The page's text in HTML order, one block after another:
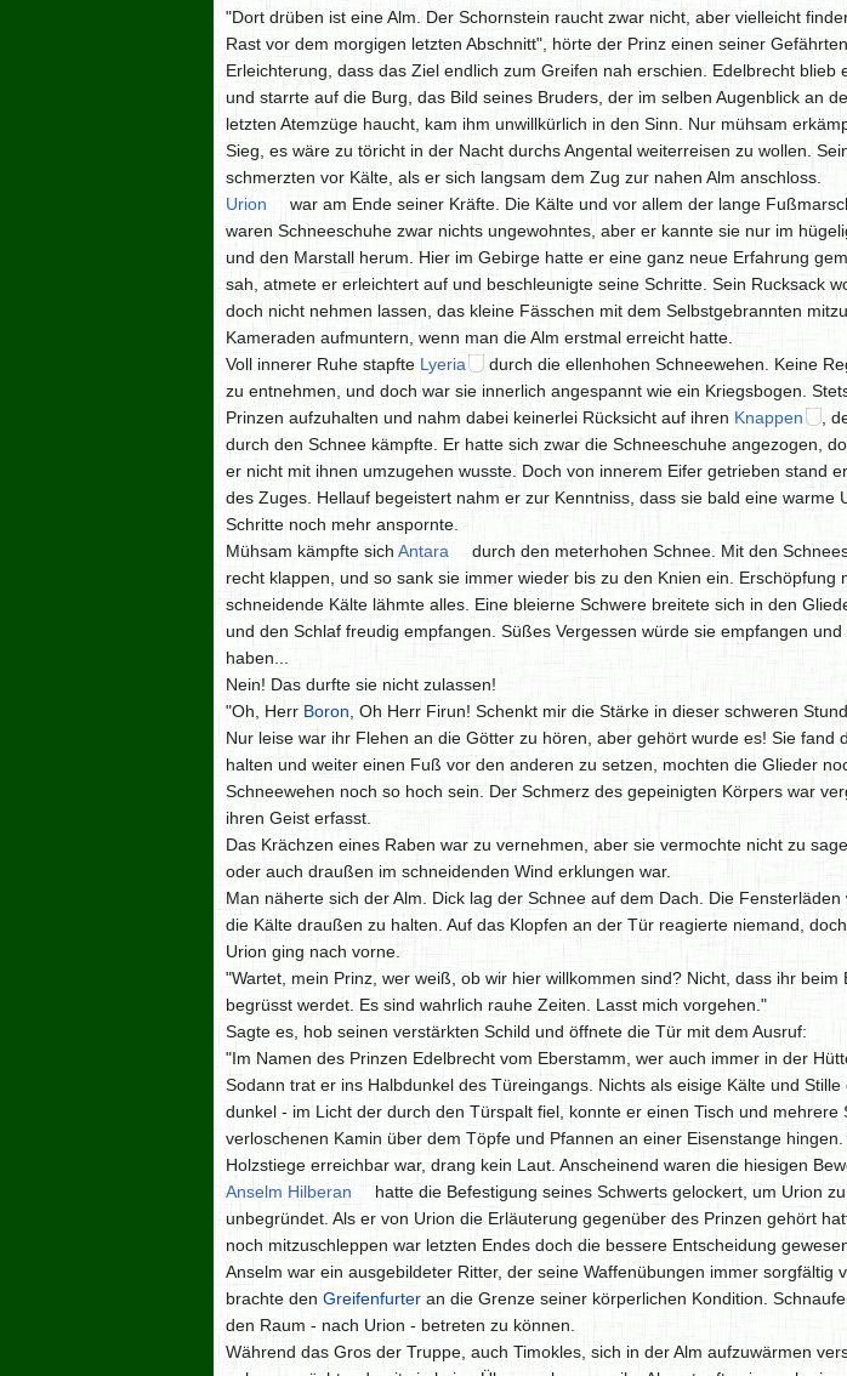
"Dort drüben ist eine Alm. Der Schornstein raucht zwar nicht, aber vielleicht
Rast vor dem morgigen letzten Abschnitt", hörte der Prinz einen seiner
Erleichterung, dass das Ziel endlich zum Greifen nah erschien. Edelbrecht blieb
und starrte auf die Burg, das Bild seines Bruders, der im selben Augenblick an
letzten Atemzüge haucht, kam ihm unwillkürlich in den Sinn. Nur mühsam
Sieg, es wäre zu töricht in der Nacht durchs Angental weiterreisen zu wollen.
schmerzten vor Kälte, als er sich langsam dem Zug zur nahen Alm anschloss.
Urion
war am Ende seiner Kräfte. Die Kälte und vor allem der lange
waren Schneeschuhe zwar nichts ungewohntes, aber er kannte sie nur im
und den Marstall herum. Hier im Gebirge hatte er eine ganz neue Erfahrung
sah, atmete er erleichtert auf und beschleunigte seine Schritte. Sein Rucksack
doch nicht nehmen lassen, das kleine Fässchen mit dem Selbstgebrannten
Kameraden aufmuntern, wenn man die Alm erstmal erreicht hatte.
Voll innerer Ruhe stapfte Lyeria
durch die ellenhohen Schneewehen. Keine
zu entnehmen, und doch war sie innerlich angespannt wie ein Kriegsbogen.
Prinzen aufzuhalten und nahm dabei keinerlei Rücksicht auf ihren Knappen
,
durch den Schnee kämpfte. Er hatte sich zwar die Schneeschuhe angezogen,
er nicht mit ihnen umzugehen wusste. Doch von innerem Eifer getrieben stand
des Zuges. Hellauf begeistert nahm er zur Kenntniss, dass sie bald eine warme
Schritte noch mehr anspornte.
Mühsam kämpfte sich Antara
durch den meterhohen Schnee. Mit den
recht klappen, und so sank sie immer wieder bis zu den Knien ein. Erschöpfung
schneidende Kälte lähmte alles. Eine bleierne Schwere breitete sich in den
und den Schlaf freudig empfangen. Süßes Vergessen würde sie empfangen
haben...
Nein! Das durfte sie nicht zulassen!
"Oh, Herr Boron, Oh Herr Firun! Schenkt mir die Stärke in dieser schweren
Nur leise war ihr Flehen an die Götter zu hören, aber gehört wurde es! Sie fand
halten und weiter einen Fuß vor den anderen zu setzen, mochten die Glieder
Schneewehen noch so hoch sein. Der Schmerz des gepeinigten Körpers war
ihren Geist erfasst.
Das Krächzen eines Raben war zu vernehmen, aber sie vermochte nicht zu
oder auch draußen im schneidenden Wind erklungen war.
Man näherte sich der Alm. Dick lag der Schnee auf dem Dach. Die
die Kälte draußen zu halten. Auf das Klopfen an der Tür reagierte niemand,
Urion ging nach vorne.
"Wartet, mein Prinz, wer weiß, ob wir hier willkommen sind? Nicht, dass ihr beim
begrüsst werdet. Es sind wahrlich rauhe Zeiten. Lasst mich vorgehen."
Sagte es, hob seinen verstärkten Schild und öffnete die Tür mit dem Ausruf:
"Im Namen des Prinzen Edelbrecht vom Eberstamm, wer auch immer in der
Sodann trat er ins Halbdunkel des Türeingangs. Nichts als eisige Kälte und
dunkel - im Licht der durch den Türspalt fiel, konnte er einen Tisch und mehrere
verloschenen Kamin über dem Töpfe und Pfannen an einer Eisenstange
Holzstiege erreichbar war, drang kein Laut. Anscheinend waren die hiesigen
Anselm Hilberan
hatte die Befestigung seines Schwerts gelockert, um Urion
unbegründet. Als er von Urion die Erläuterung gegenüber des Prinzen gehört
noch mitzuschleppen war letzten Endes doch die bessere Entscheidung
Anselm war ein ausgebildeter Ritter, der seine Waffenübungen immer
brachte den Greifenfurter an die Grenze seiner körperlichen Kondition.
den Raum - nach Urion - betreten zu können.
Während das Gros der Truppe, auch Timokles, sich in der Alm aufzuwärmen